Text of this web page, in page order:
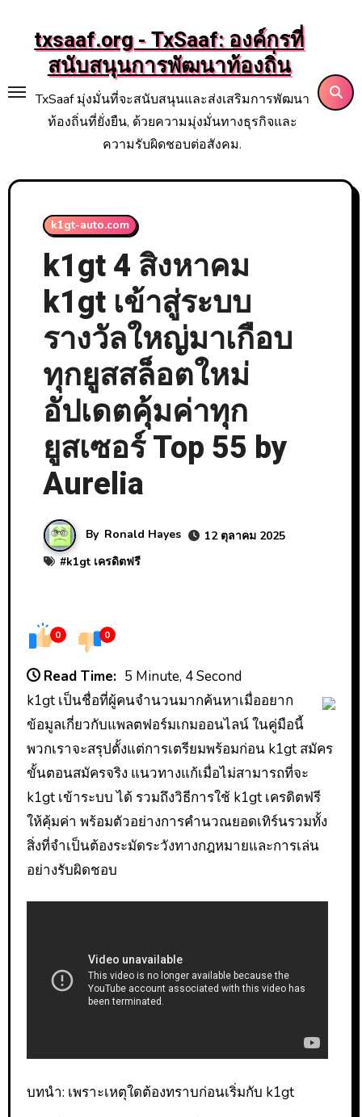
contenttxsaaf.org - TxSaaf: องค์กรที่
สนับสนุนการพัฒนาท้องถิ่น
TxSaaf มุ่งมั่นที่จะสนับสนุนและส่งเสริมการพัฒนา
ท้องถิ่นที่ยั่งยืน, ด้วยความมุ่งมั่นทางธุรกิจและ
ความรับผิดชอบต่อสังคม.
k1gt-auto.com
k1gt 4 สิงหาคม
k1gt เข้าสู่ระบบ
รางวัลใหญ่มาเกือบ
ทุกยูสสล็อตใหม่
อัปเดตคุ้มค่าทุก
ยูสเซอร์ Top 55 by
Aurelia
By Ronald Hayes
12 ตุลาคม 2025
#k1gt เครดิตฟรี
0 0
Read Time: 5 Minute, 4 Second
k1gt เป็นชื่อที่ผู้คนจำนวนมากค้นหาเมื่ออยาก
ข้อมูลเกี่ยวกับแพลตฟอร์มเกมออนไลน์ ในคู่มือนี้
พวกเราจะสรุปตั้งแต่การเตรียมพร้อมก่อน k1gt สมัคร
ขั้นตอนสมัครจริง แนวทางแก้เมื่อไม่สามารถที่จะ
k1gt เข้าระบบ ได้ รวมถึงวิธีการใช้ k1gt เครดิตฟรี
ให้คุ้มค่า พร้อมตัวอย่างการคำนวณยอดเทิร์นรวมทั้ง
สิ่งที่จำเป็นต้องระมัดระวังทางกฎหมายและการเล่น
อย่างรับผิดชอบ
บทนำ: เพราะเหตุใดต้องทราบก่อนเริ่มกับ k1gt